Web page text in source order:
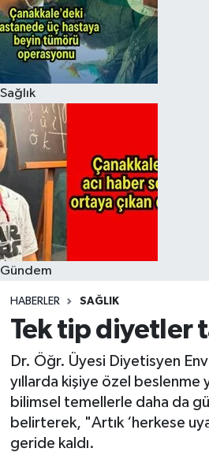
Sağlık
Gündem
HABERLER SAĞLIK
Tek tip diyetler
Dr. Öğr. Üyesi Diyetisyen
yıllarda kişiye özel beslenme
bilimsel temellerle daha da
belirterek, "Artık ‘herkese
geride kaldı.